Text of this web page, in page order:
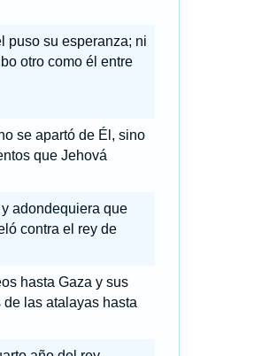
puso su esperanza; ni
otro como él entre
se apartó de Él, sino
que Jehová
adondequiera que
contra el rey de
hasta Gaza y sus
las atalayas hasta